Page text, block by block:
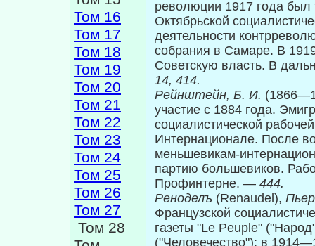
Том 16
Том 17
Том 18
Том 19
Том 20
Том 21
Том 22
Том 23
Том 24
Том 25
Том 26
Том 27
Том 28
революции 1917 года
Октябрьской
деятельности
собрания в Самаре. В
Советскую власть. В
14, 414.
Рейнштейн, Б. И.
участие с 1884 года.
социалистической
Интернационале. После
меньшевикам-
партию большевиков.
Профинтерне. — 444.
Реноделъ (Renaudel),
Французской
газеты "Le Peuple"
("Человечество"); в